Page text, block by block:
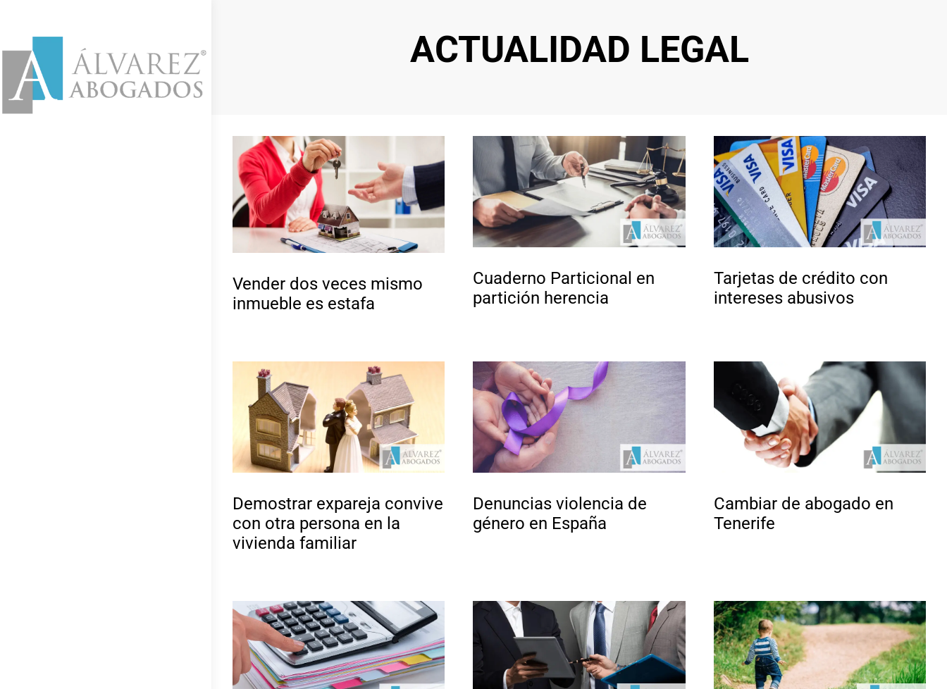
ACTUALIDAD LEGAL
Vender dos veces mismo
inmueble es estafa
Cuaderno Particional en
partición herencia
Tarjetas de crédito con
intereses abusivos
Demostrar expareja convive
con otra persona en la
vivienda familiar
Denuncias violencia de
género en España
Cambiar de abogado en
Tenerife